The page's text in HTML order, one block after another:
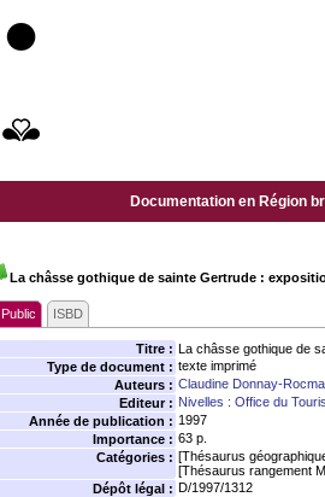
Documentation en Région
La châsse gothique de sainte Gertrude :
Public ISBD
Titre : La châsse gothique de
Type de document : texte imprimé
Auteurs : Claudine Donnay-
Editeur : Nivelles : Office du
Année de publication : 1997
Importance : 63 p.
Catégories : [Thésaurus
[Thésaurus rangement
Dépôt légal : D/1997/1312